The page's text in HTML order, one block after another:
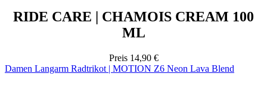
RIDE CARE | CHAMOIS CREAM 100
ML
Preis14,90 €
Damen Langarm Radtrikot | MOTION Z6 Neon Lava Blend